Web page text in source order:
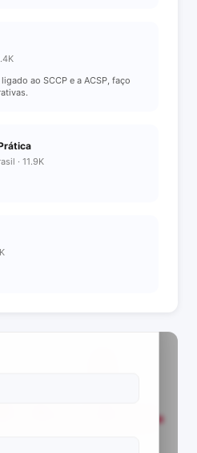
ao SCCP e a ACSP, faço
· 11.9K